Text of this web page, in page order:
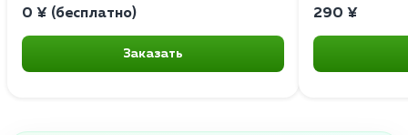
0 ¥ (бесплатно)
Заказать
290 ¥